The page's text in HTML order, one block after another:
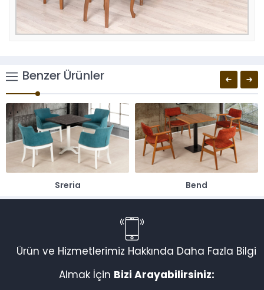
Benzer Ürünler
Sreria Bend
Ürün ve Hizmetlerimiz Hakkında Daha Fazla Bilgi
Almak İçin Bizi Arayabilirsiniz: